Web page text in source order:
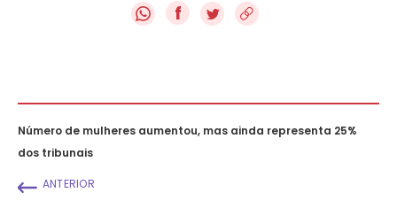
f
Número de mulheres aumentou, mas ainda representa 25%
dos tribunais
ANTERIOR